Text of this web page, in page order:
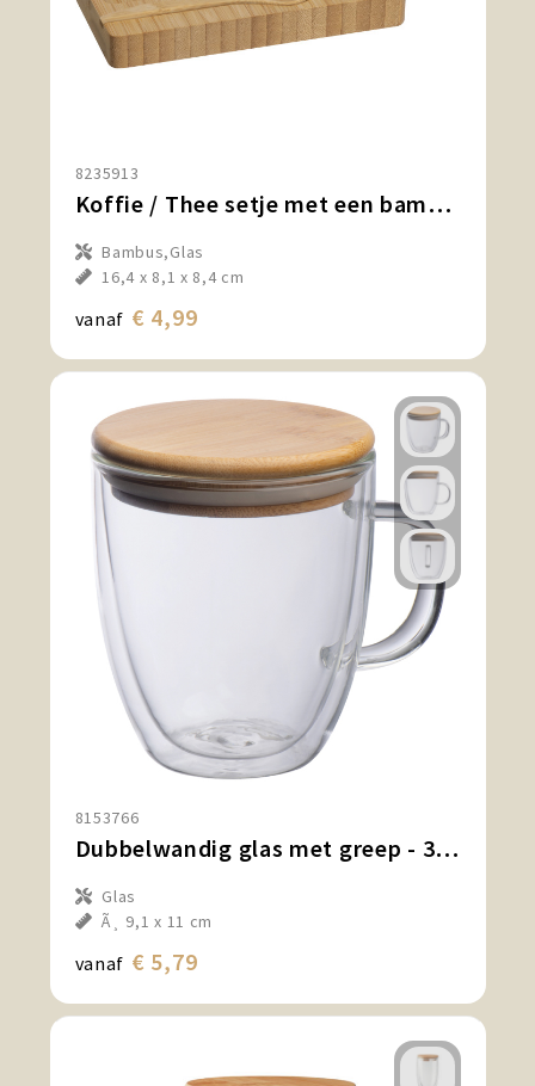
8235913
Koffie / Thee setje met een bamboe serveerplankje en bamboe lepel
Bambus,Glas
16,4 x 8,1 x 8,4 cm
vanaf € 4,99
8153766
Dubbelwandig glas met greep - 350 ml
Glas
Ã¸ 9,1 x 11 cm
vanaf € 5,79